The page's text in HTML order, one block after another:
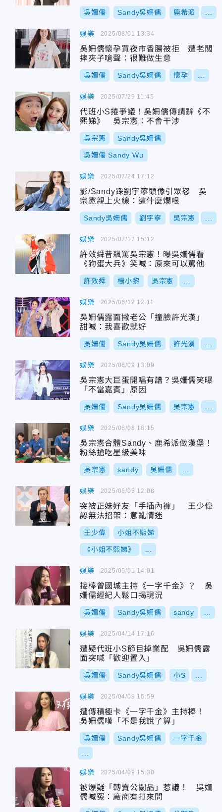
吳姍儒 Sandy吳姍儒 鹿希派
娛樂
吳姍儒懷孕買夜市香腸被拒 遭老闆
摔夾子嗆聲：很難做生意
吳姍儒 Sandy吳姍儒 懷孕
2025/08/01 13:34
娛樂
代班小S捲爭議！吳姍儒傳請辭《不
熙娣》 吳宗憲：不會干涉
吳宗憲 Sandy吳姍儒
吳姍儒 Sandy Wu
2025/07/29 11:45
娛樂
影/Sandy踩劉宇寧頭像引眾怒 吳
宗憲親上火線：這什麼爛哏
Sandy吳姍儒 劉宇寧 吳宗憲
2025/07/24 17:12
娛樂
許效舜昔飆罵吳宗憲！曝吳姍儒看
《狗蛋大兵》笑喊：原來可以罵他
許效舜 楊小黎 吳宗憲
2025/07/17 15:12
娛樂
吳姍儒露面撇老公「撞臉許光漢」
甜喊：我喜歡就好
吳姍儒 Sandy吳姍儒 許光漢
2025/06/12 12:11
娛樂
吳宗憲大巨蛋開唱有譜？吳姍儒笑曝
「不當嘉賓」原因
吳姍儒 Sandy吳姍儒 吳宗憲
2025/06/09 13:09
娛樂
吳宗憲合體Sandy、鹿希派做漢堡！
粉絲搶吃星級美味
吳宗憲 sandy 吳姍儒
2025/06/08 18:15
娛樂
突被正妹好友「手插內褲」 王少偉
認無法招架：意亂情迷
王少偉 小姐不熙娣
《小姐不熙娣》
2025/06/05 12:08
娛樂
接棒曾國城主持《一字千金》？ 吳
姍儒經紀人鬆口揭現況
吳姍儒 Sandy吳姍儒 sandy
2025/05/01 14:01
娛樂
遭疑代班小S節目掉業配 吳姍儒露
面突喊「歡迎置入」
吳姍儒 Sandy吳姍儒 小S
2025/04/14 17:16
娛樂
遭傳積極卡《一字千金》主持棒！
吳姍儒嘆「不是我說了算」
吳姍儒 Sandy吳姍儒 一字千金
2025/04/09 16:59
娛樂
被爆疑「轉賣公關品」惹議！ 吳姍
儒喊冤：廠商有打來問
2025/04/09 15:30